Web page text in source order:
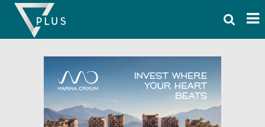
Skip
content